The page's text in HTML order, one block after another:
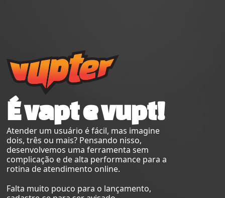
É vapt e vupt!
Atender um usuário é fácil, mas imagine
dois, três ou mais? Pensando nisso,
desenvolvemos uma ferramenta sem
complicação e de alta performance para a
rotina de atendimento online.
Falta muito pouco para o lançamento,